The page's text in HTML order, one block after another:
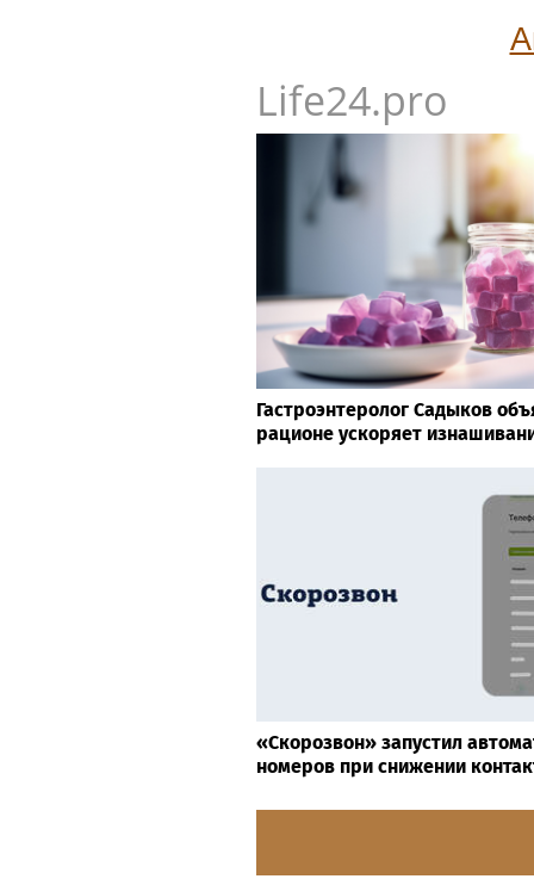
Life24.pro
Гастроэнтеролог Садыков
рационе ускоряет
«Скорозвон» запустил
номеров при снижении